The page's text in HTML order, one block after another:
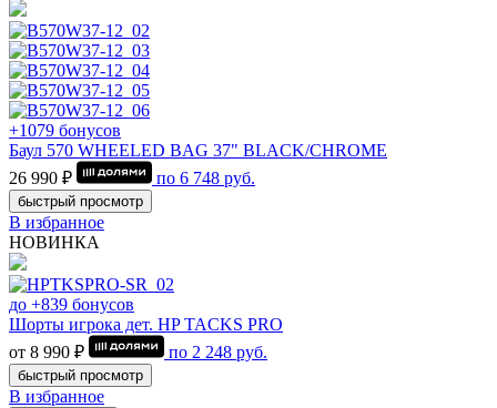
+1079 бонусов
Баул 570 WHEELED BAG 37" BLACK/CHROME
26 990 ₽
по 6 748 руб.
быстрый просмотр
В избранное
НОВИНКА
до +839 бонусов
Шорты игрока дет. HP TACKS PRO
от 8 990 ₽
по 2 248 руб.
быстрый просмотр
В избранное